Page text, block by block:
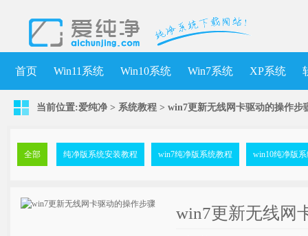
首页 Win11系统 Win10系统 Win7系统 XP系统
当前位置:爱纯净 > 系统教程 > win7更新无线网卡驱动的操作步
全部 纯净版系统安装教程 win7纯净版系统教程 win10纯净版
win7更新无线网